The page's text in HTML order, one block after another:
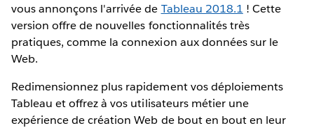
vous annonçons l'arrivée de Tableau 2018.1 ! Cette
version offre de nouvelles fonctionnalités très
pratiques, comme la connexion aux données sur le
Web.
Redimensionnez plus rapidement vos déploiements
Tableau et offrez à vos utilisateurs métier une
expérience de création Web de bout en bout en leur